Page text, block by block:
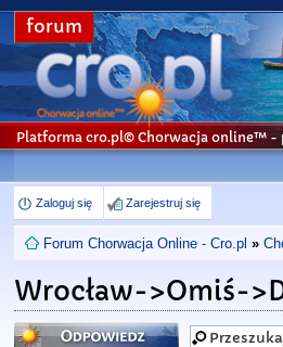
forum
Platforma cro.pl© Chorwacja online™ -
Zaloguj się Zarejestruj się
Forum Chorwacja Online - Cro.pl »
Wrocław->Omiś-
Odpowiedz